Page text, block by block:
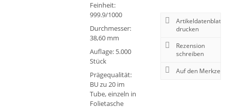
Feinheit:
999.9/1000
Durchmesser:
38,60 mm
Auflage: 5.000
Stück
Prägequalität:
BU zu 20 im
Tube, einzeln in
Folietasche
Artikeldatenblatt
drucken
Rezension
schreiben